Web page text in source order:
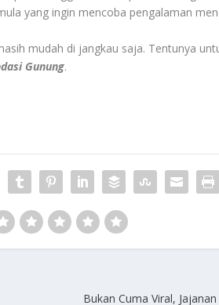
yang ingin mencoba pengalaman
mudah di jangkau saja. Tentunya
Gunung.
Bukan Cuma Viral,